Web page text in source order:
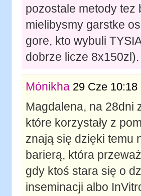
pozostale metody tez
mielibysmy garstke
gore, kto wybuli
dobrze licze 8x150zl).
Mónikha 29 Cze 10:18
Magdalena, na 28dni
które korzystały z
znają się dzięki temu
barierą, która
gdy ktoś stara się o
inseminacji albo